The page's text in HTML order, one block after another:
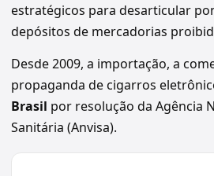
estratégicos para desarticular
depósitos de mercadorias
Desde 2009, a importação, a
propaganda de cigarros
Brasil por resolução da Agência
Sanitária (Anvisa).